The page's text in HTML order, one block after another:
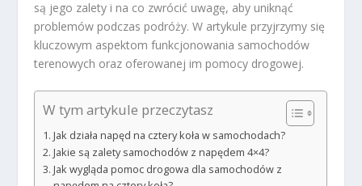
są jego zalety i na co zwrócić uwagę, aby uniknąć
problemów podczas podróży. W artykule przyjrzymy się
kluczowym aspektom funkcjonowania samochodów
terenowych oraz oferowanej im pomocy drogowej.
W tym artykule przeczytasz
Jak działa napęd na cztery koła w samochodach?
Jakie są zalety samochodów z napędem 4×4?
Jak wygląda pomoc drogowa dla samochodów z